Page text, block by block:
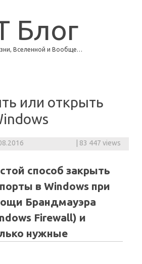
Блог
Вселенной и Вообще…
или открыть
83 447 views
способ закрыть
в Windows при
Брандмауэра
Firewall) и
нужные